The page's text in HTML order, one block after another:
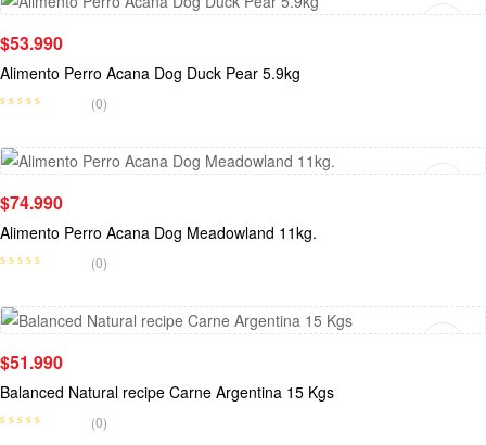
$53.990
Alimento Perro Acana Dog Duck Pear 5.9kg
(0)
$74.990
Alimento Perro Acana Dog Meadowland 11kg.
(0)
$51.990
Balanced Natural recipe Carne Argentina 15 Kgs
(0)